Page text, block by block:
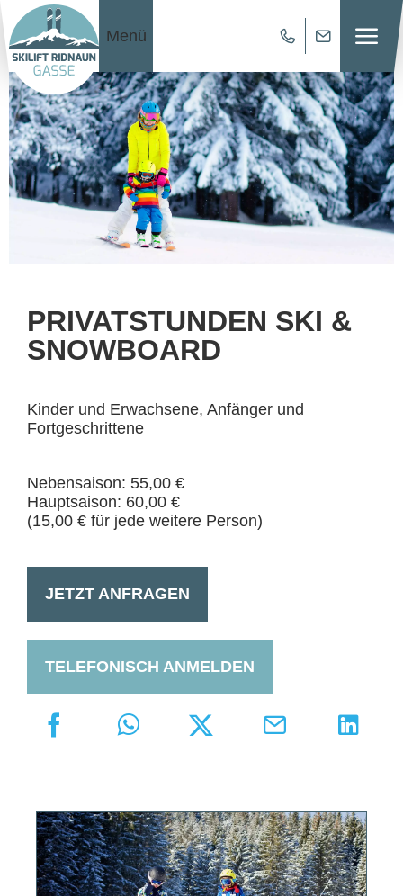
Menü
PRIVATSTUNDEN SKI &
SNOWBOARD
Kinder und Erwachsene, Anfänger und
Fortgeschrittene
Nebensaison: 55,00 €
Hauptsaison: 60,00 €
(15,00 € für jede weitere Person)
JETZT ANFRAGEN
TELEFONISCH ANMELDEN